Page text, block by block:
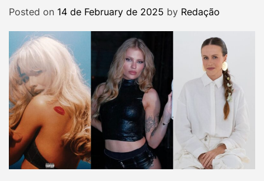
t
e
M
a
g
Posted on 14 de February de 2025 by Redação